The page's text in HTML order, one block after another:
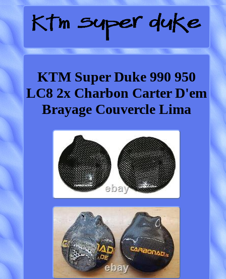
KTM Super Duke 990 950
LC8 2x Charbon Carter D'em
Brayage Couvercle Lima